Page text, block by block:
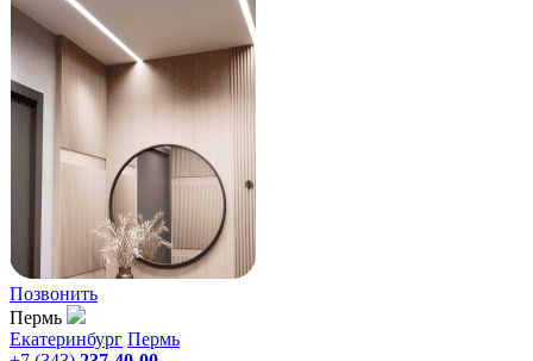
Позвонить
Пермь
Екатеринбург Пермь